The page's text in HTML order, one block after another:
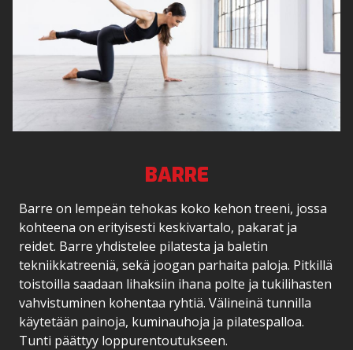
BARRE
Barre on lempeän tehokas koko kehon treeni, jossa
kohteena on erityisesti keskivartalo, pakarat ja
reidet. Barre yhdistelee pilatesta ja baletin
tekniikkatreeniä, sekä joogan parhaita paloja. Pitkillä
toistoilla saadaan lihaksiin ihana polte ja tukilihasten
vahvistuminen kohentaa ryhtiä. Välineinä tunnilla
käytetään painoja, kuminauhoja ja pilatespalloa.
Tunti päättyy loppurentoutukseen.